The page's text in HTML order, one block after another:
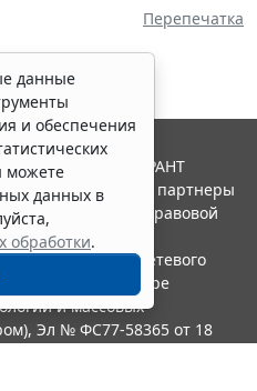
Перепечатка
данные
и обеспечения
можете
данных в
обработки.
2026. Система ГАРАНТ
"Гарант" и ее партнеры
ассоциации правовой
в качестве сетевого
по надзору в сфере
и массовых
Эл № ФС77-58365 от 18